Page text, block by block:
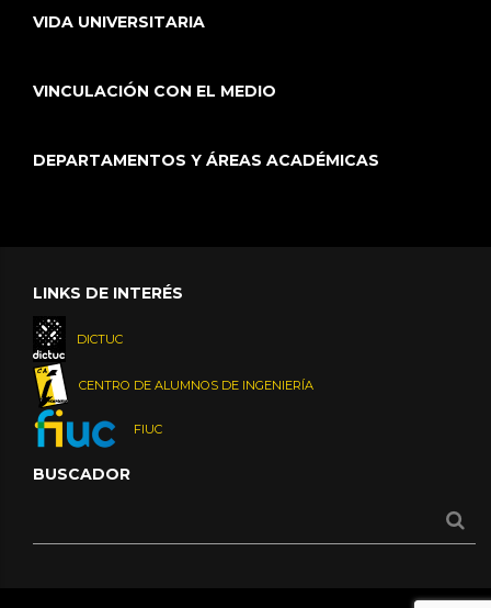
VIDA UNIVERSITARIA
VINCULACIÓN CON EL MEDIO
DEPARTAMENTOS Y ÁREAS ACADÉMICAS
LINKS DE INTERÉS
DICTUC
CENTRO DE ALUMNOS DE INGENIERÍA
FIUC
BUSCADOR